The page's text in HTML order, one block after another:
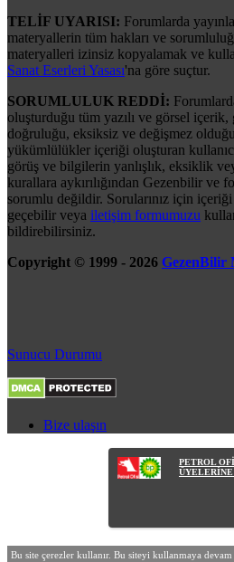
TELİF UYARISI: Forumlarda
materyallerin tüm hakları ve
materyalleri izinsiz kopyalamak ve
Sanat Eserleri Yasası'na göre suçtur.
SORUMLULUK REDDİ:
oluşturduğu tüm yazılı ve görsel
doğruluğu, eksiksiz ve değişmez
yükümlülükler içeriği oluşturan
görüş ve bilgilerin yanlışlık, eksiklik
kurallara aykırılığından Gezenbilir ve
sorumlu değildir. Sorularınız için
geçebilir veya iletişim formumuzu
bildirebilirsiniz.
Copyright © 1999 - 2026 GezenBilir
Sunucu Durumu
Bize ulaşın
PETROL
Bu site çerezler kullanır. Bu siteyi kullanmaya devam